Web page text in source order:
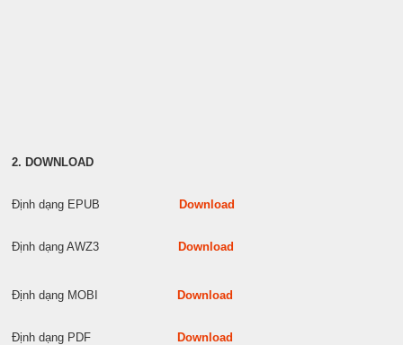
2. DOWNLOAD
Định dạng EPUB Download
Định dạng AWZ3 Download
Định dạng MOBI Download
Định dạng PDF Download